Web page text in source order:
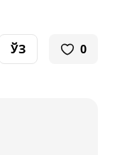
ЎЗ 0